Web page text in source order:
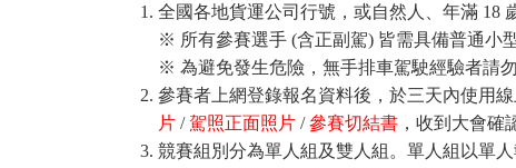
全國各地貨運公司行號，或自然人、年滿 18
※ 所有參賽選手 (含正副駕) 皆需具備普通小
※ 為避免發生危險，無手排車駕駛經驗者請勿
參賽者上網登錄報名資料後，於三天內使用
片 /駕照正面照片 /參賽切結書 ，收到大會確
競賽組別分為單人組及雙人組。單人組以單